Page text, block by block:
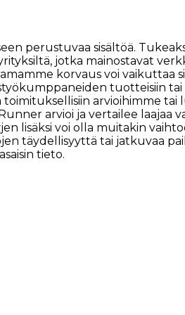
perustuvaa sisältöä.
jotka mainostavat
korvaus voi vaikuttaa
tuotteisiin
arvioihimme
arvioi ja vertailee laajaa
lisäksi voi olla muitakin
täydellisyyttä tai jatkuvaa
tieto.